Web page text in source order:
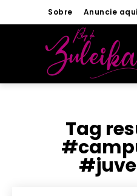
Sobre Anuncie aqui
Tag